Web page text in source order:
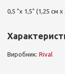
0,5 "х 1,5" (1,25 см х
Виробник: Rival